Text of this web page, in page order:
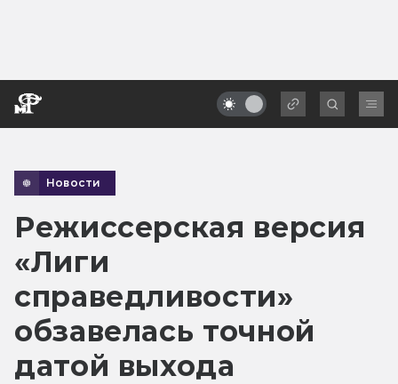
Новости
Режиссерская версия
«Лиги
справедливости»
обзавелась точной
датой выхода